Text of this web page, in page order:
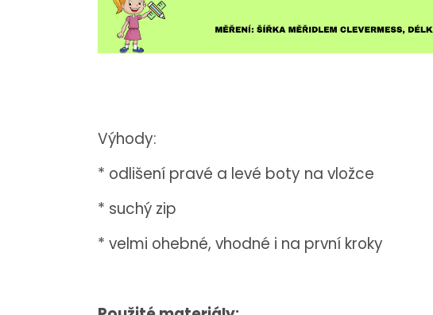
Výhody:
* odlišení pravé a levé boty na vložce
* suchý zip
* velmi ohebné, vhodné i na první kroky